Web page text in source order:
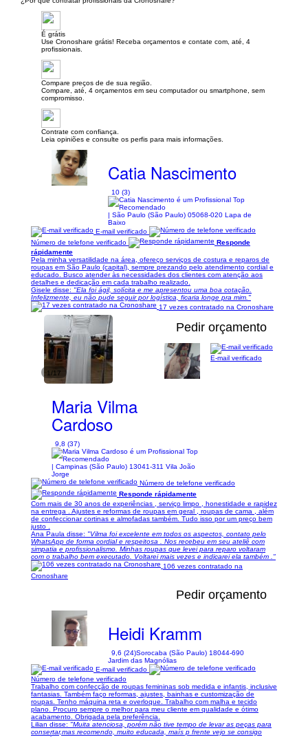
É grátis
Use Cronoshare grátis! Receba orçamentos e contate com, até, 4
profissionais.
Compare preços de de sua região.
Compare, até, 4 orçamentos em seu computador ou smartphone, sem
compromisso.
Contrate com confiança.
Leia opiniões e consulte os perfis para mais informações.
Catia Nascimento
10 (3)
| São Paulo (São Paulo) 05068-020 Lapa de
Baixo
E-mail verificado
Número de telefone verificado
Responde
rápidamente
Pela minha versatilidade na área, ofereço serviços de costura e reparos de
roupas em São Paulo (capital), sempre prezando pelo atendimento cordial e
educado. Busco atender às necessidades dos clientes com atenção aos
detalhes e dedicação em cada trabalho realizado.
Gisele disse: "Ela foi ágil, solícita e me apresentou uma boa cotação.
Infelizmente, eu não pude seguir por logística, ficaria longe pra mim."
17 vezes contratado na Cronoshare
1/17
Pedir orçamento
Maria Vilma
Cardoso
9,8 (37)
| Campinas (São Paulo) 13041-311 Vila João
Jorge
E-mail verificado
Número de telefone verificado
Responde rápidamente
Com mais de 30 anos de experiências , serviço limpo , honestidade e rapidez
na entrega . Ajustes e reformas de roupas em geral , roupas de cama , além
de confeccionar cortinas e almofadas também. Tudo isso por um preço bem
justo .
Ana Paula disse: "Vilma foi excelente em todos os aspectos, contato pelo
WhatsApp de forma cordial e respeitosa . Nos recebeu em seu ateliê com
simpatia e profissionalismo. Minhas roupas que levei para reparo voltaram
com o trabalho bem executado. Voltarei mais vezes e indicarei ela também ."
106 vezes contratado na
Cronoshare
Pedir orçamento
Heidi Kramm
9,6 (24)Sorocaba (São Paulo) 18044-690
Jardim das Magnólias
E-mail verificado
Número de telefone verificado
Trabalho com confecção de roupas femininas sob medida e infantis, inclusive
fantasias. Também faço reformas, ajustes, bainhas e customização de
roupas. Tenho máquina reta e overloque. Trabalho com malha e tecido
plano. Procuro sempre o melhor para meu cliente em qualidade e ótimo
acabamento. Obrigada pela preferência.
Lilian disse: "Muita atenciosa, porém não tive tempo de levar as peças para
consertar,mas recomendo, muito educada, maís p frente vejo se consigo